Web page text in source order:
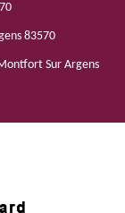
83570
Sur Argens